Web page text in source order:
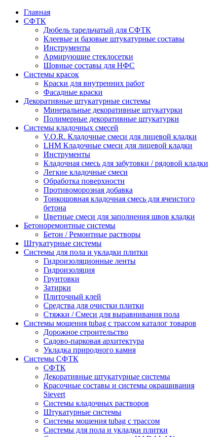
Главная
СФТК
Дюбель тарельчатый для СФТК
Клеевые и базовые штукатурные составы
Инструменты
Армирующие стеклосетки
Шовные составы для НФС
Cистемы красок
Краски для внутренних работ
Фасадные краски
Декоративные штукатурные системы
Минеральные декоративные штукатурки
Полимерные декоративные штукатурки
Системы кладочных смесей
V.O.R. Кладочные смеси для лицевой кладки
LHM Кладочные смеси для лицевой кладки
Инструменты
Кладочная смесь для забутовки / рядовой кладки
Легкие кладочные смеси
Обработка поверхности
Противоморозная добавка
Тонкошовная кладочная смесь для ячеистого
бетона
Цветные смеси для заполнения швов кладки
Бетоноремонтные системы
Бетон / Ремонтные растворы
Штукатурные системы
Cистемы для пола и укладки плитки
Гидроизоляционные ленты
Гидроизоляция
Грунтовки
Затирки
Плиточный клей
Средства для очистки плитки
Стяжки / Смеси для выравнивания пола
Системы мощения tubag с трассом каталог товаров
Дорожное строительство
Садово-парковая архитектура
Укладка природного камня
Системы СФТК
СФТК
Декоративные штукатурные системы
Красочные составы и системы окрашивания
Sievert
Cистемы кладочных растворов
Штукатурные системы
Системы мощения tubag с трассом
Cистемы для пола и укладки плитки